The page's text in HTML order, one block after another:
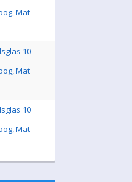
Mat
10
Mat
10
Mat